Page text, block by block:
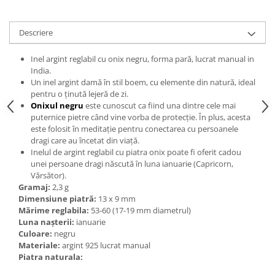
Bijuterii tanzanit
Bijuterii turcoaz
Bijuterii turmaline
Bijuterii morganit
Descriere
Inel argint reglabil cu onix negru, forma pară, lucrat manual in
India.
Un inel argint damă în stil boem, cu elemente din natură, ideal
pentru o ținută lejeră de zi.
Onixul negru este cunoscut ca fiind una dintre cele mai
puternice pietre când vine vorba de protecție. În plus, acesta
este folosit în meditație pentru conectarea cu persoanele
dragi care au încetat din viață.
Inelul de argint reglabil cu piatra onix poate fi oferit cadou
unei persoane dragi născută în luna ianuarie (Capricorn,
Vărsător).
Gramaj: 2,3 g
Dimensiune piatră: 13 x 9 mm
Mărime reglabila: 53-60 (17-19 mm diametrul)
Luna nașterii: ianuarie
Culoare: negru
Materiale: argint 925 lucrat manual
Piatra naturala: